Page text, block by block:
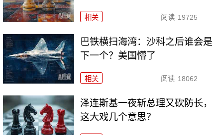
相关 阅读 19725
巴铁横扫海湾：沙科之后谁会是
下一个？美国懵了
相关 阅读 18062
泽连斯基一夜斩总理又砍防长，
这大戏几个意思？